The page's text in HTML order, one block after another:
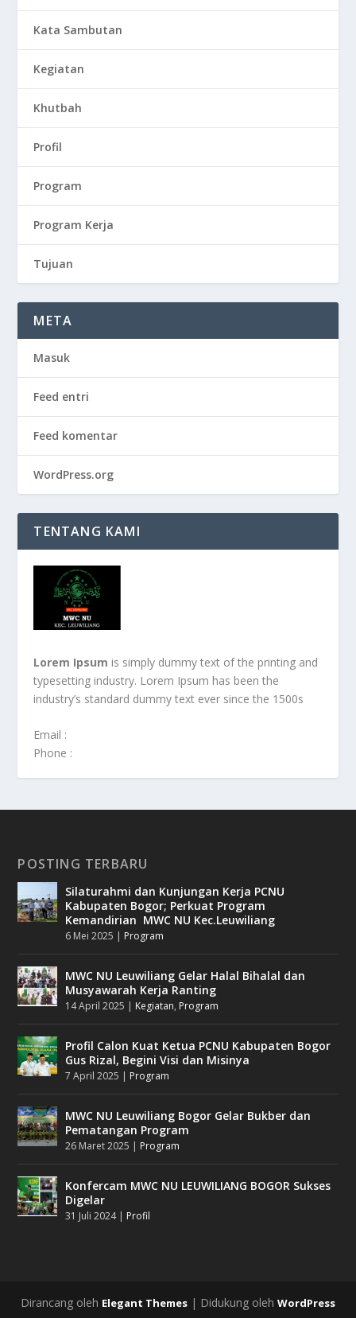
Kata Sambutan
Kegiatan
Khutbah
Profil
Program
Program Kerja
Tujuan
META
Masuk
Feed entri
Feed komentar
WordPress.org
TENTANG KAMI
Lorem Ipsum is simply dummy text of the printing and
typesetting industry. Lorem Ipsum has been the
industry’s standard dummy text ever since the 1500s
Email :
Phone :
POSTING TERBARU
Silaturahmi dan Kunjungan Kerja PCNU
Kabupaten Bogor; Perkuat Program
Kemandirian MWC NU Kec.Leuwiliang
6 Mei 2025 | Program
MWC NU Leuwiliang Gelar Halal Bihalal dan
Musyawarah Kerja Ranting
14 April 2025 | Kegiatan, Program
Profil Calon Kuat Ketua PCNU Kabupaten Bogor
Gus Rizal, Begini Visi dan Misinya
7 April 2025 | Program
MWC NU Leuwiliang Bogor Gelar Bukber dan
Pematangan Program
26 Maret 2025 | Program
Konfercam MWC NU LEUWILIANG BOGOR Sukses
Digelar
31 Juli 2024| Profil
Dirancang oleh Elegant Themes | Didukung oleh WordPress